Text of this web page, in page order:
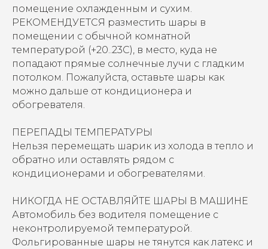
помещение охлажденным и сухим.
РЕКОМЕНДУЕТСЯ разместить шары в
помещении с обычной комнатной
температурой (+20..23С), в место, куда не
попадают прямые солнечные лучи с гладким
потолком. Пожалуйста, оставьте шары как
можно дальше от кондиционера и
обогревателя.
ПЕРЕПАДЫ ТЕМПЕРАТУРЫ
Нельзя перемещать шарик из холода в тепло и
обратно или оставлять рядом с
кондиционерами и обогревателями.
НИКОГДА НЕ ОСТАВЛЯЙТЕ ШАРЫ В МАШИНЕ
Автомобиль без водителя помещение с
неконтролируемой температурой.
Фольгированные шары не тянутся как латекс и